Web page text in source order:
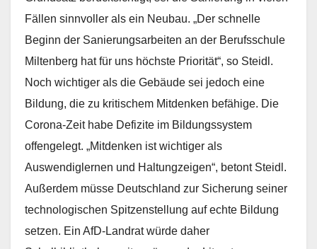
Fällen sinnvoller als ein Neubau. „Der schnelle
Beginn der Sanierungsarbeiten an der Berufsschule
Miltenberg hat für uns höchste Priorität“, so Steidl.
Noch wichtiger als die Gebäude sei jedoch eine
Bildung, die zu kritischem Mitdenken befähige. Die
Corona-Zeit habe Defizite im Bildungssystem
offengelegt. „Mitdenken ist wichtiger als
Auswendiglernen und Haltungzeigen“, betont Steidl.
Außerdem müsse Deutschland zur Sicherung seiner
technologischen Spitzenstellung auf echte Bildung
setzen. Ein AfD-Landrat würde daher